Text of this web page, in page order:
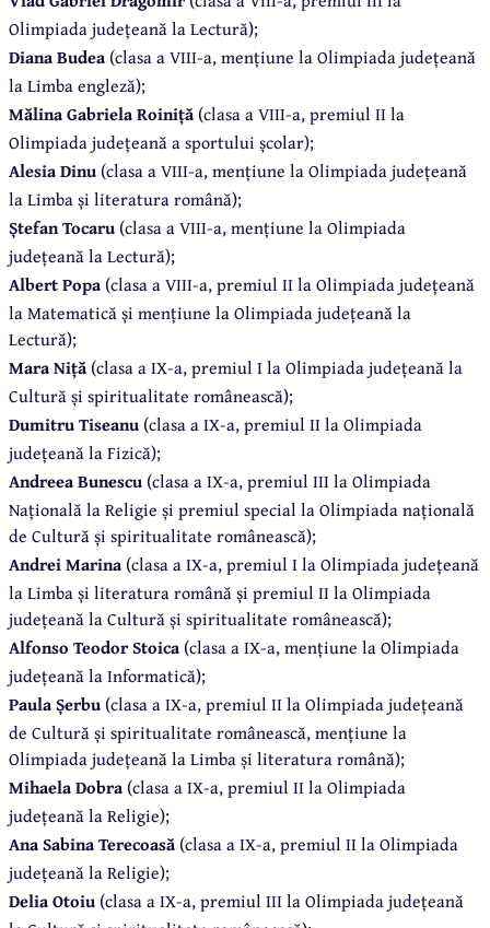
Olimpiada județeană la Lectură);
Diana Budea (clasa a VIII-a, mențiune la Olimpiada județeană
la Limba engleză);
Mălina Gabriela Roiniță (clasa a VIII-a, premiul II la
Olimpiada județeană a sportului școlar);
Alesia Dinu (clasa a VIII-a, mențiune la Olimpiada județeană
la Limba și literatura română);
Ștefan Tocaru (clasa a VIII-a, mențiune la Olimpiada
județeană la Lectură);
Albert Popa (clasa a VIII-a, premiul II la Olimpiada județeană
la Matematică și mențiune la Olimpiada județeană la
Lectură);
Mara Niță (clasa a IX-a, premiul I la Olimpiada județeană la
Cultură și spiritualitate românească);
Dumitru Tiseanu (clasa a IX-a, premiul II la Olimpiada
județeană la Fizică);
Andreea Bunescu (clasa a IX-a, premiul III la Olimpiada
Națională la Religie și premiul special la Olimpiada națională
de Cultură și spiritualitate românească);
Andrei Marina (clasa a IX-a, premiul I la Olimpiada județeană
la Limba și literatura română și premiul II la Olimpiada
județeană la Cultură și spiritualitate românească);
Alfonso Teodor Stoica (clasa a IX-a, mențiune la Olimpiada
județeană la Informatică);
Paula Șerbu (clasa a IX-a, premiul II la Olimpiada județeană
de Cultură și spiritualitate românească, mențiune la
Olimpiada județeană la Limba și literatura română);
Mihaela Dobra (clasa a IX-a, premiul II la Olimpiada
județeană la Religie);
Ana Sabina Terecoasă (clasa a IX-a, premiul II la Olimpiada
județeană la Religie);
Delia Otoiu (clasa a IX-a, premiul III la Olimpiada județeană